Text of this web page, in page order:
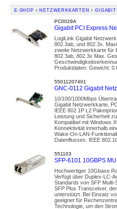
E-SHOP › NETZWERKKARTEN ›
PC0029A
Gigabit PCI Express
LogiLink Gigabit
802.3ab, und 802.3x.
zweite Netzwerkkarte für
802.3ab, 802.3x Max.
Produktdaten: Gewicht:
55011207401
GNC-0112 Gigabit
10/100/1000Mbps
Gigabit Netzwerkkarte,
IEEE 802.1P L2
Leistung und Sicherheit
Kompatibel mit Windows
Konnektivität innerhalb
Wake-On-LAN-
Datenflusses. IEEE
551103
SFP-6101 10GBPS
Hochwertiger 10Gbase
Verfügt über Duplex-LC-
Standards von SFP
SFP Plus Transceiver,
unterstützt. Bei Einsatz
geeignet für
Technologie, um den